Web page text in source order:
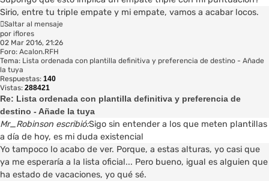
Sirio, entre tu triple empate y mi empate, vamos a acabar locos.
Saltar al mensaje
por iflores
02 Mar 2016, 21:26
Foro: Acalon.RFH
Tema: Lista ordenada con plantilla definitiva y preferencia de destino - Añade
la tuya
Respuestas: 140
Vistas: 288421
Re: Lista ordenada con plantilla definitiva y preferencia de
destino - Añade la tuya
Mr_Robinson escribió:Sigo sin entender a los que meten plantillas
a día de hoy, es mi duda existencial
Yo tampoco lo acabo de ver. Porque, a estas alturas, yo casi que
ya me esperaría a la lista oficial... Pero bueno, igual es alguien que
ha estado de vacaciones, yo qué sé.